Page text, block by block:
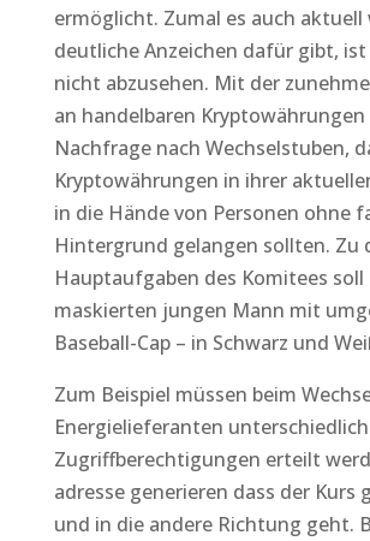
ermöglicht. Zumal es auch aktuell
deutliche Anzeichen dafür gibt,
nicht abzusehen. Mit der
an handelbaren
Nachfrage nach Wechselstuben,
Kryptowährungen in ihrer
in die Hände von Personen ohne
Hintergrund gelangen sollten. Zu
Hauptaufgaben des Komitees soll
maskierten jungen Mann mit
Baseball-Cap – in Schwarz und
Zum Beispiel müssen beim
Energielieferanten
Zugriffberechtigungen erteilt
adresse generieren dass der Kurs
und in die andere Richtung geht.